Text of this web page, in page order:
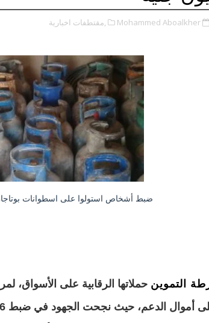
Mohammed Aboalkher ,مقتطفات اخبارية
ضبط أشخاص استولوا على اسطوانات بوتاجاز مدعمة
التموين حملاتها الرقابية على الأسواق،